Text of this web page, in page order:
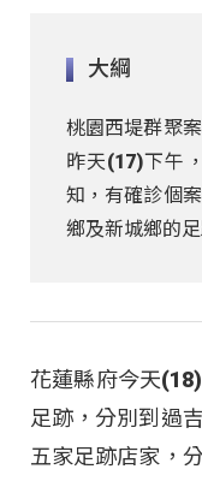
大綱
桃園西堤群聚
昨天(17)下午
知，有確診個
鄉及新城鄉的足
花蓮縣府今天
足跡，分別到過
五家足跡店家，